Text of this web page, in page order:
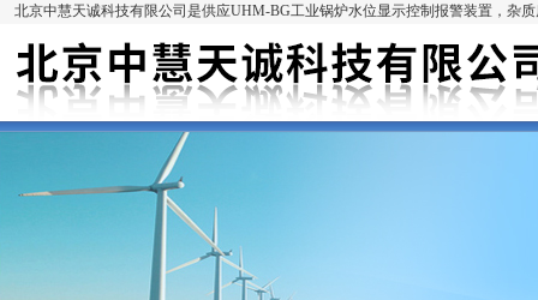
北京中慧天诚科技有限公司是供应UHM-BG工业锅炉水位显示控制报警装置，杂